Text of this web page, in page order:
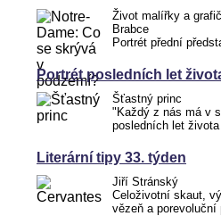
Život malířky a
Brabce
Portrét přední
Portrét posledních let
Šťastný princ
"Každý z nás má v
posledních let
Literární tipy 33. týden
Jiří Stránský
Celoživotní skaut,
vězeň a porevoluční